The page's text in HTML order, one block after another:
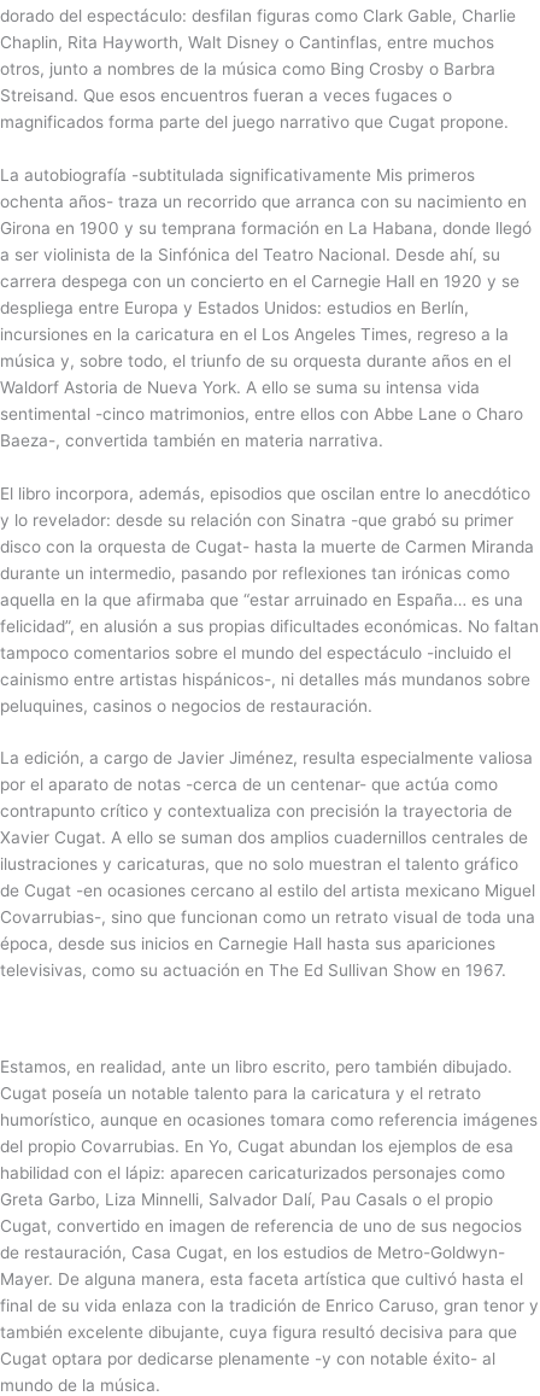
dorado del espectáculo: desfilan figuras como Clark Gable, Charlie
Chaplin, Rita Hayworth, Walt Disney o Cantinflas, entre muchos
otros, junto a nombres de la música como Bing Crosby o Barbra
Streisand. Que esos encuentros fueran a veces fugaces o
magnificados forma parte del juego narrativo que Cugat propone.
La autobiografía -subtitulada significativamente Mis primeros
ochenta años- traza un recorrido que arranca con su nacimiento en
Girona en 1900 y su temprana formación en La Habana, donde llegó
a ser violinista de la Sinfónica del Teatro Nacional. Desde ahí, su
carrera despega con un concierto en el Carnegie Hall en 1920 y se
despliega entre Europa y Estados Unidos: estudios en Berlín,
incursiones en la caricatura en el Los Angeles Times, regreso a la
música y, sobre todo, el triunfo de su orquesta durante años en el
Waldorf Astoria de Nueva York. A ello se suma su intensa vida
sentimental -cinco matrimonios, entre ellos con Abbe Lane o Charo
Baeza-, convertida también en materia narrativa.
El libro incorpora, además, episodios que oscilan entre lo anecdótico
y lo revelador: desde su relación con Sinatra -que grabó su primer
disco con la orquesta de Cugat- hasta la muerte de Carmen Miranda
durante un intermedio, pasando por reflexiones tan irónicas como
aquella en la que afirmaba que “estar arruinado en España… es una
felicidad”, en alusión a sus propias dificultades económicas. No faltan
tampoco comentarios sobre el mundo del espectáculo -incluido el
cainismo entre artistas hispánicos-, ni detalles más mundanos sobre
peluquines, casinos o negocios de restauración.
La edición, a cargo de Javier Jiménez, resulta especialmente valiosa
por el aparato de notas -cerca de un centenar- que actúa como
contrapunto crítico y contextualiza con precisión la trayectoria de
Xavier Cugat. A ello se suman dos amplios cuadernillos centrales de
ilustraciones y caricaturas, que no solo muestran el talento gráfico
de Cugat -en ocasiones cercano al estilo del artista mexicano Miguel
Covarrubias-, sino que funcionan como un retrato visual de toda una
época, desde sus inicios en Carnegie Hall hasta sus apariciones
televisivas, como su actuación en The Ed Sullivan Show en 1967.
Estamos, en realidad, ante un libro escrito, pero también dibujado.
Cugat poseía un notable talento para la caricatura y el retrato
humorístico, aunque en ocasiones tomara como referencia imágenes
del propio Covarrubias. En Yo, Cugat abundan los ejemplos de esa
habilidad con el lápiz: aparecen caricaturizados personajes como
Greta Garbo, Liza Minnelli, Salvador Dalí, Pau Casals o el propio
Cugat, convertido en imagen de referencia de uno de sus negocios
de restauración, Casa Cugat, en los estudios de Metro-Goldwyn-
Mayer. De alguna manera, esta faceta artística que cultivó hasta el
final de su vida enlaza con la tradición de Enrico Caruso, gran tenor y
también excelente dibujante, cuya figura resultó decisiva para que
Cugat optara por dedicarse plenamente -y con notable éxito- al
mundo de la música.